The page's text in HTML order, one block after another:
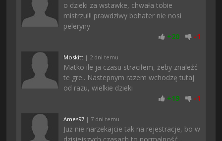
o dzieki za wstawke, chwała tobie
mistrzu!!! prawdziwy bohater nie nosi
peleryny
+20 -1
Moskitt | 2 dni temu
Matko ile ja czasu straciłem, żeby znaleźć
te gre.. Nastepnym razem wchodzę tutaj
od razu, wielkie dzieki
+19 -1
Ames97 | 7 dni temu
Już nie narzekajcie tak na rejestracje, bo w